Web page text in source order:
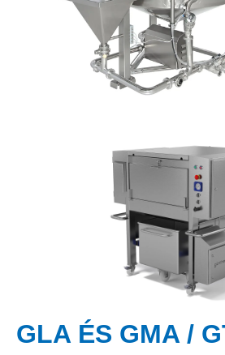
GLA ÉS GMA /